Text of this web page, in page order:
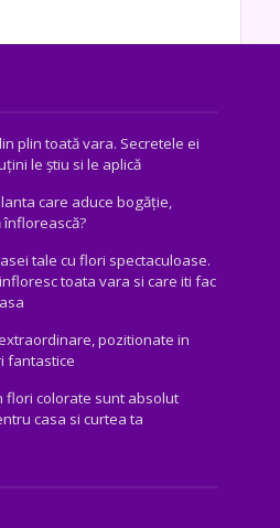
plin toată vara. Secretele ei
le știu si le aplică
care aduce bogăţie,
tale cu flori spectaculoase.
toata vara si care iti fac
pozitionate in
fantastice
colorate sunt absolut
casa si curtea ta